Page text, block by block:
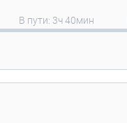
В пути: 3ч 40мин